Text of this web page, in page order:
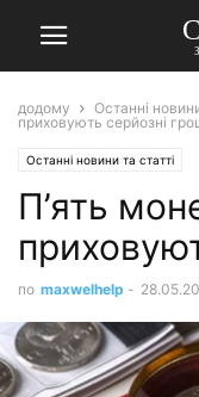
додому Останні
приховують серйозні
Останні новини та статті
П’ять
по maxwelhelp -